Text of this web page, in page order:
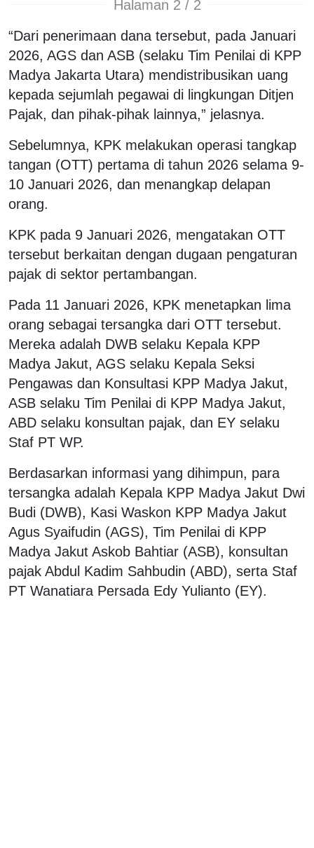
Halaman 2 / 2
“Dari penerimaan dana tersebut, pada Januari
2026, AGS dan ASB (selaku Tim Penilai di KPP
Madya Jakarta Utara) mendistribusikan uang
kepada sejumlah pegawai di lingkungan Ditjen
Pajak, dan pihak-pihak lainnya,” jelasnya.
Sebelumnya, KPK melakukan operasi tangkap
tangan (OTT) pertama di tahun 2026 selama 9-
10 Januari 2026, dan menangkap delapan
orang.
KPK pada 9 Januari 2026, mengatakan OTT
tersebut berkaitan dengan dugaan pengaturan
pajak di sektor pertambangan.
Pada 11 Januari 2026, KPK menetapkan lima
orang sebagai tersangka dari OTT tersebut.
Mereka adalah DWB selaku Kepala KPP
Madya Jakut, AGS selaku Kepala Seksi
Pengawas dan Konsultasi KPP Madya Jakut,
ASB selaku Tim Penilai di KPP Madya Jakut,
ABD selaku konsultan pajak, dan EY selaku
Staf PT WP.
Berdasarkan informasi yang dihimpun, para
tersangka adalah Kepala KPP Madya Jakut Dwi
Budi (DWB), Kasi Waskon KPP Madya Jakut
Agus Syaifudin (AGS), Tim Penilai di KPP
Madya Jakut Askob Bahtiar (ASB), konsultan
pajak Abdul Kadim Sahbudin (ABD), serta Staf
PT Wanatiara Persada Edy Yulianto (EY).